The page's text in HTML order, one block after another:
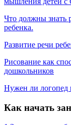
Что должны знать
ребенка.
Развитие речи
Рисование как
дошкольников
Нужен ли логопед
Как начать